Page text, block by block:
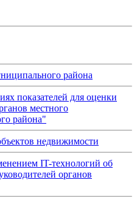
района
показателей для оценки
местного
района"
недвижимости
IT-технологий об
органов